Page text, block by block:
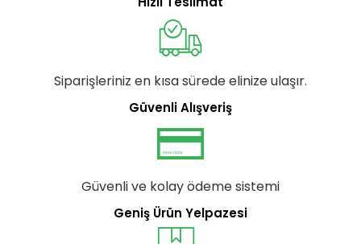
Siparişleriniz en kısa sürede elinize ulaşır.
Güvenli Alışveriş
Güvenli ve kolay ödeme sistemi
Geniş Ürün Yelpazesi